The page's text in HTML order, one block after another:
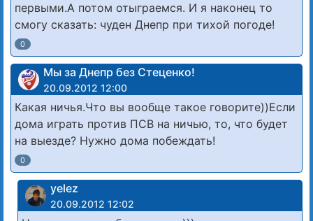
первыми.А потом отыграемся. И я наконец то
смогу сказать: чуден Днепр при тихой погоде!
0
Мы за Днепр без Стеценко!
20.09.2012 12:00
Какая ничья.Что вы вообще такое говорите))Если
дома играть против ПСВ на ничью, то, что будет
на выезде? Нужно дома побеждать!
0
yelez
20.09.2012 12:02